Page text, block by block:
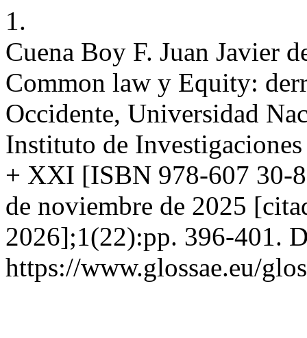
1.
Cuena Boy F. Juan Javier
Common law y Equity:
Occidente, Universidad
Instituto de
+ XXI [ISBN 978-607 30-
de noviembre de 2025
2026];1(22):pp. 396-401.
https://www.glossae.eu/